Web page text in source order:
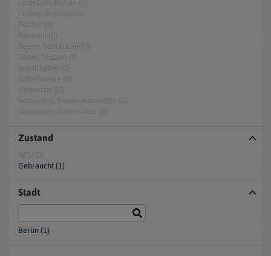
Zustand
Gebraucht (1)
Stadt
Berlin (1)